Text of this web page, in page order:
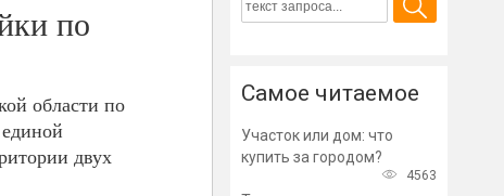
по
области по
двух
Самое читаемое
Участок или дом: что
купить за городом?
4563